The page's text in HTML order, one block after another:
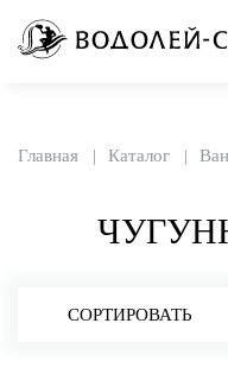
Главная Каталог
СОРТИРОВАТЬ